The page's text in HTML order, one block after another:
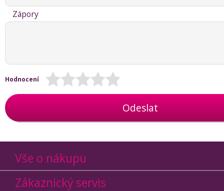
Zápory
Hodnocení
Odeslat
Vše o nákupu
Zákaznický servis